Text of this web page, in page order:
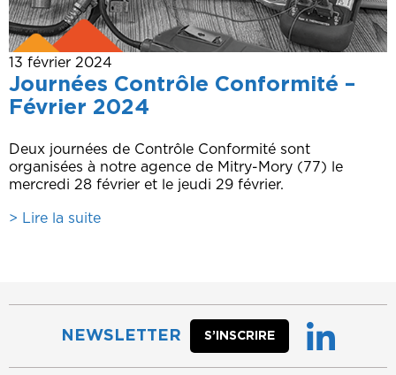
13 février 2024
Journées Contrôle Conformité –
Février 2024
Deux journées de Contrôle Conformité sont
organisées à notre agence de Mitry-Mory (77) le
mercredi 28 février et le jeudi 29 février.
> Lire la suite
NEWSLETTER S’INSCRIRE